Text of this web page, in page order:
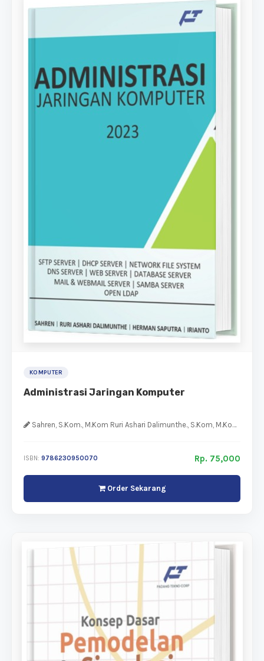
KOMPUTER
Administrasi Jaringan Komputer
Sahren, S.Kom., M.Kom Ruri Ashari Dalimunthe., S.Kom, M.Kom Herman Saputra, S.Kom., M.Kom Irianto, S.Kom., M.Kom
ISBN: 9786230950070 Rp. 75,000
Order Sekarang